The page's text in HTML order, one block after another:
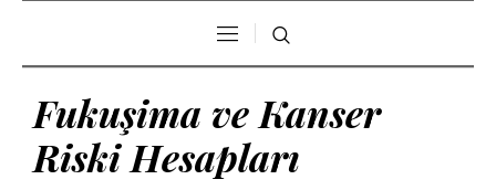
Fukuşima ve Kanser
Riski Hesapları